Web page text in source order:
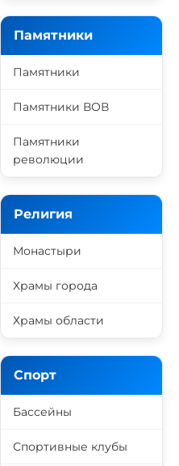
Памятники
Памятники
Памятники ВОВ
Памятники
революции
Религия
Монастыри
Храмы города
Храмы области
Спорт
Бассейны
Спортивные клубы